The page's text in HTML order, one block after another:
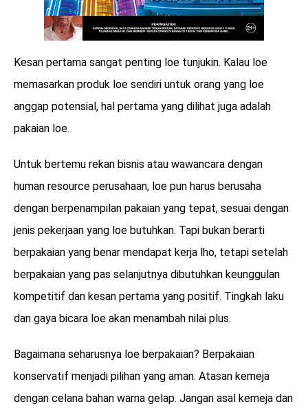
Kesan pertama sangat penting loe tunjukin. Kalau loe
memasarkan produk loe sendiri untuk orang yang loe
anggap potensial, hal pertama yang dilihat juga adalah
pakaian loe.
Untuk bertemu rekan bisnis atau wawancara dengan
human resource perusahaan, loe pun harus berusaha
dengan berpenampilan pakaian yang tepat, sesuai dengan
jenis pekerjaan yang loe butuhkan. Tapi bukan berarti
berpakaian yang benar mendapat kerja lho, tetapi setelah
berpakaian yang pas selanjutnya dibutuhkan keunggulan
kompetitif dan kesan pertama yang positif. Tingkah laku
dan gaya bicara loe akan menambah nilai plus.
Bagaimana seharusnya loe berpakaian? Berpakaian
konservatif menjadi pilihan yang aman. Atasan kemeja
dengan celana bahan warna gelap. Jangan asal kemeja dan